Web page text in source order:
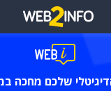
שלכם מחכה